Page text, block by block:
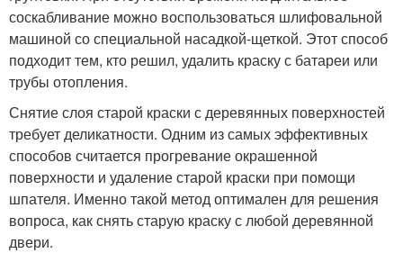
соскабливание можно воспользоваться шлифовальной
машиной со специальной насадкой-щеткой. Этот способ
подходит тем, кто решил, удалить краску с батареи или
трубы отопления.
Снятие слоя старой краски с деревянных поверхностей
требует деликатности. Одним из самых эффективных
способов считается прогревание окрашенной
поверхности и удаление старой краски при помощи
шпателя. Именно такой метод оптимален для решения
вопроса, как снять старую краску с любой деревянной
двери.